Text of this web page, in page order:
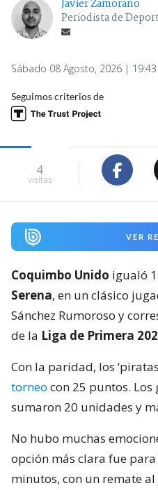
Javier Zamorano
Periodista de
Sábado 08 Agosto, 2026 | 19:43
Seguimos criterios de
4
visitas
VER
Coquimbo Unido igualó
Serena, en un clásico
Sánchez Rumoroso y
de la Liga de Primera
Con la paridad, los
torneo con 25 puntos. Los
sumaron 20 unidades y
No hubo muchas
opción más clara fue para
minutos, con un remate